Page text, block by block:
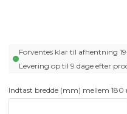
Forventes klar til afhentning
Levering op til 9 dage efter
Indtast bredde (mm) mellem